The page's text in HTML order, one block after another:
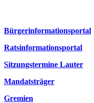
Bürgerinformationsportal
Ratsinformationsportal
Sitzungstermine Lauter
Mandatsträger
Gremien